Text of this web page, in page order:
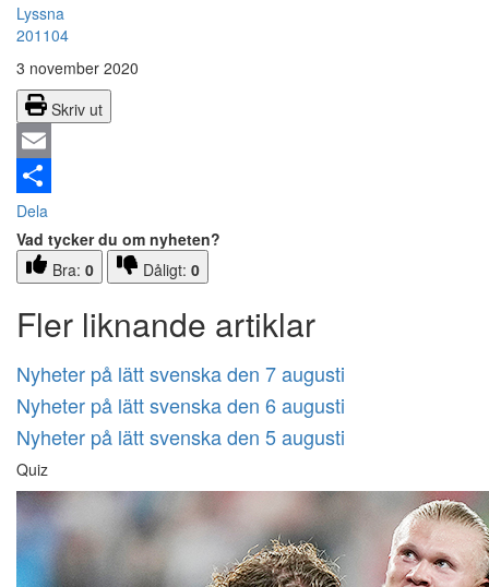
Lyssna
201104
3 november 2020
Skriv ut
Email
Dela
Vad tycker du om nyheten?
Bra: 0 Dåligt: 0
Fler liknande artiklar
Nyheter på lätt svenska den 7 augusti
Nyheter på lätt svenska den 6 augusti
Nyheter på lätt svenska den 5 augusti
Quiz